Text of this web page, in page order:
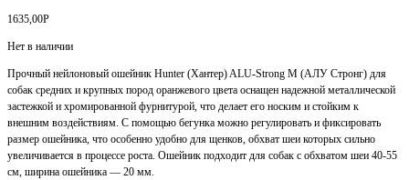
1635,00Р
Нет в наличии
Прочный нейлоновый ошейник Hunter (Хантер) ALU-Strong М (АЛУ Стронг) для
собак средних и крупных пород оранжевого цвета оснащен надежной металлической
застежкой и хромированной фурнитурой, что делает его носким и стойким к
внешним воздействиям. С помощью бегунка можно регулировать и фиксировать
размер ошейника, что особенно удобно для щенков, обхват шеи которых сильно
увеличивается в процессе роста. Ошейник подходит для собак с обхватом шеи 40-55
см, ширина ошейника — 20 мм.